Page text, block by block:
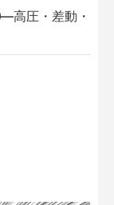
高圧・差動・